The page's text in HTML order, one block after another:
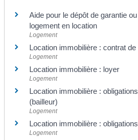
Aide pour le dépôt de garantie
logement en location
Logement
Location immobilière : contrat de
Logement
Location immobilière : loyer
Logement
Location immobilière :
(bailleur)
Logement
Location immobilière :
Logement